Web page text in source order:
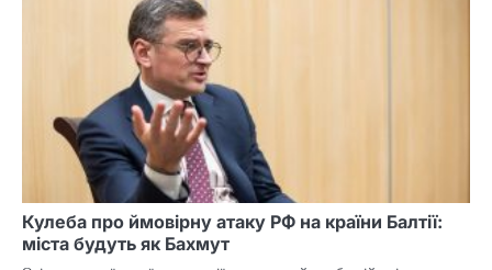
Кулеба про ймовірну атаку РФ на країни Балтії:
міста будуть як Бахмут